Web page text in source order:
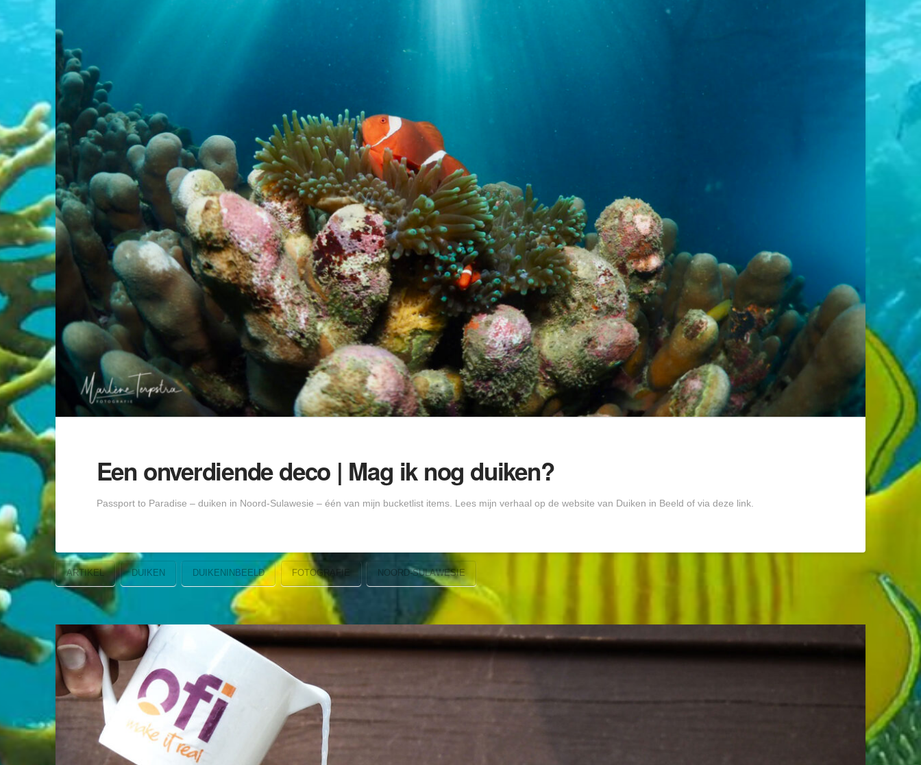
Een onverdiende deco | Mag ik nog duiken?
Passport to Paradise – duiken in Noord-Sulawesie – één van mijn bucketlist items. Lees mijn verhaal op de website van Duiken in Beeld of via deze link.
ARTIKEL DUIKEN DUIKENINBEELD FOTOGRAFIE NOORD-SULAWESIE